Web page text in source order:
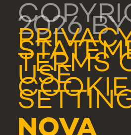
2026
TERMS
USE
COOKIE